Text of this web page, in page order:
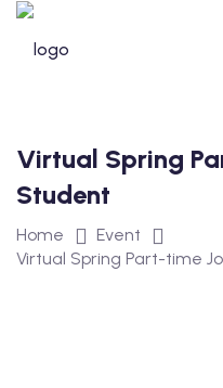
Virtual Spring
Student
Home
Event
Virtual Spring Part-time